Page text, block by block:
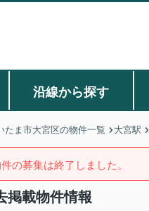
沿線から探す
たま市大宮区の物件一覧 大宮駅
の募集は終了しました。
掲載物件情報